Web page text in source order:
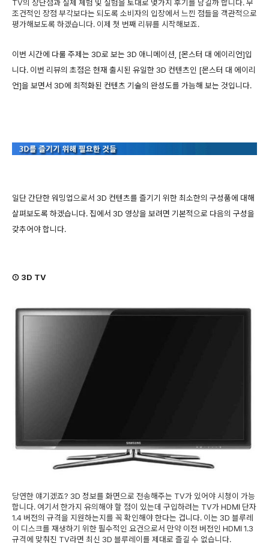
TV의 장단점과 실제 체험 및 실험을 토대로 몇가지 후기를 남길까 합니다. 무
조건적인 장점 부각보다는 되도록 소비자의 입장에서 느낀 점들을 객관적으로
평가해보도록 하겠습니다. 이제 첫 번째 리뷰를 시작해보죠.
이번 시간에 다룰 주제는 3D로 보는 3D 애니메이션, [몬스터 대 에이리언]입
니다. 이번 리뷰의 초점은 현재 출시된 유일한 3D 컨텐츠인 [몬스터 대 에이리
언]을 보면서 3D에 최적화된 컨텐츠 기술의 완성도를 가늠해 보는 것입니다.
일단 간단한 워밍업으로서 3D 컨텐츠를 즐기기 위한 최소한의 구성품에 대해
살펴보도록 하겠습니다. 집에서 3D 영상을 보려면 기본적으로 다음의 구성을
갖추어야 합니다.
① 3D TV
당연한 얘기겠죠? 3D 정보를 화면으로 전송해주는 TV가 있어야 시청이 가능
합니다. 여기서 한가지 유의해야 할 점이 있는데 구입하려는 TV가 HDMI 단자
1.4 버전의 규격을 지원하는지를 꼭 확인해야 한다는 겁니다. 이는 3D 블루레
이 디스크를 재생하기 위한 필수적인 요건으로서 만약 이전 버전인 HDMI 1.3
규격에 맞춰진 TV라면 최신 3D 블루레이를 제대로 즐길 수 없습니다.